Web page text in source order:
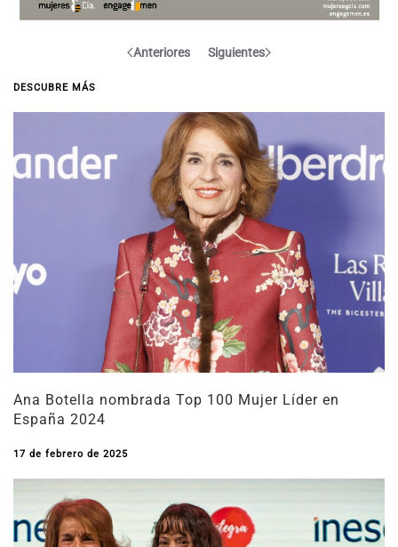
Anteriores Siguientes
DESCUBRE MÁS
Ana Botella nombrada Top 100 Mujer Líder en
España 2024
17 de febrero de 2025